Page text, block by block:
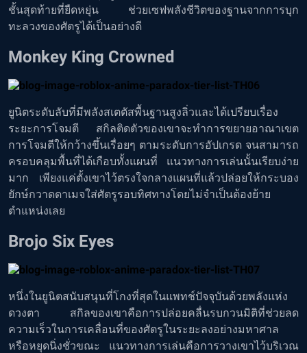
ชั้นสุดท้ายที่ยืดหยุ่น ช่วยเซฟพลังชีวิตของฐานจากการบุก
ทะลวงของศัตรูได้เป็นอย่างดี
Monkey King Crowned
ยูนิตระดับลับที่มีพลังสเตตัสพื้นฐานสูงลิ่วและได้เปรียบเรื่อง
ระยะการโจมตี สกิลติดตัวของเขาจะทำการขยายอาณาเขต
การโจมตีให้กว้างขึ้นเรื่อยๆ ตามระดับการอัปเกรด จนสามารถ
ครอบคลุมพื้นที่ได้เกือบทั้งแผนที่ แนวทางการเล่นนั้นเรียบง่าย
มาก เพียงแค่ตั้งเขาไว้ตรงใจกลางแผนที่แล้วปล่อยให้กระบอง
ยักษ์กวาดดาเมจใส่ศัตรูรอบทิศทางโดยไม่จำเป็นต้องย้าย
ตำแหน่งเลย
Brojo Six Eyes
หนึ่งในยูนิตสนับสนุนที่โกงที่สุดในแพทช์ปัจจุบันด้วยพลังแห่ง
ดวงตา สกิลของเขาคือการปล่อยคลื่นรบกวนมิติที่ช่วยลด
ความเร็วในการเคลื่อนที่ของศัตรูในระยะลงอย่างมหาศาล
หรือหยุดนิ่งชั่วขณะ แนวทางการเล่นคือการวางเขาไว้บริเวณ